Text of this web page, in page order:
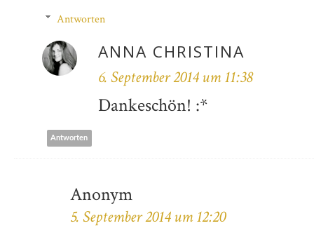
Antworten
ANNA CHRISTINA
6. September 2014 um 11:38
Dankeschön! :*
Antworten
Anonym
5. September 2014 um 12:20